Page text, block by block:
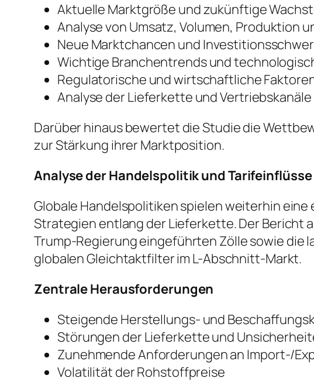
Aktuelle Marktgröße und zukünftige
Analyse von Umsatz, Volumen, Produktion
Neue Marktchancen und
Wichtige Branchentrends und
Regulatorische und wirtschaftliche
Analyse der Lieferkette und Vertriebskanäle
Darüber hinaus bewertet die Studie die
zur Stärkung ihrer Marktposition.
Analyse der Handelspolitik und Tarifeinflüsse
Globale Handelspolitiken spielen weiterhin
Strategien entlang der Lieferkette. Der Bericht
Trump-Regierung eingeführten Zölle sowie die
globalen Gleichtaktfilter im L-Abschnitt-Markt.
Zentrale Herausforderungen
Steigende Herstellungs- und
Störungen der Lieferkette und
Zunehmende Anforderungen an Import-/
Volatilität der Rohstoffpreise